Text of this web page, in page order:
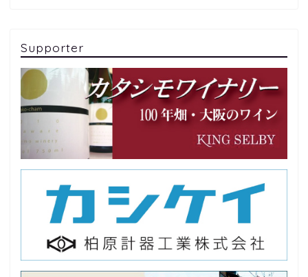
Supporter